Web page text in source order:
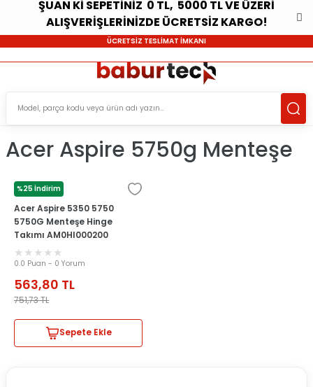
ŞUAN Kİ SEPETİNİZ 0 TL, 5000 TL VE ÜZERİ
ALIŞVERİŞLERİNİZDE ÜCRETSİZ KARGO!
ÜCRETSİZ TESLİMAT İMKANI
Acer Aspire 5750g Menteşe
%25 İndirim
ACER
Acer Aspire 5350 5750
5750G Menteşe Hinge
Takımı AM0HI000200
AM0HI000300
0.0 Puan - 0 Yorum
563,80 TL
751,73TL
Sepete Ekle